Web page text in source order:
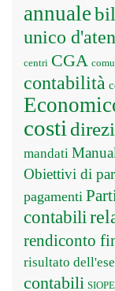
annuale
unico
centri CGA
contabilità
costi
mandati
Obiettivi di
pagamenti
contabili
rendiconto
risultato
contabili SIOPE